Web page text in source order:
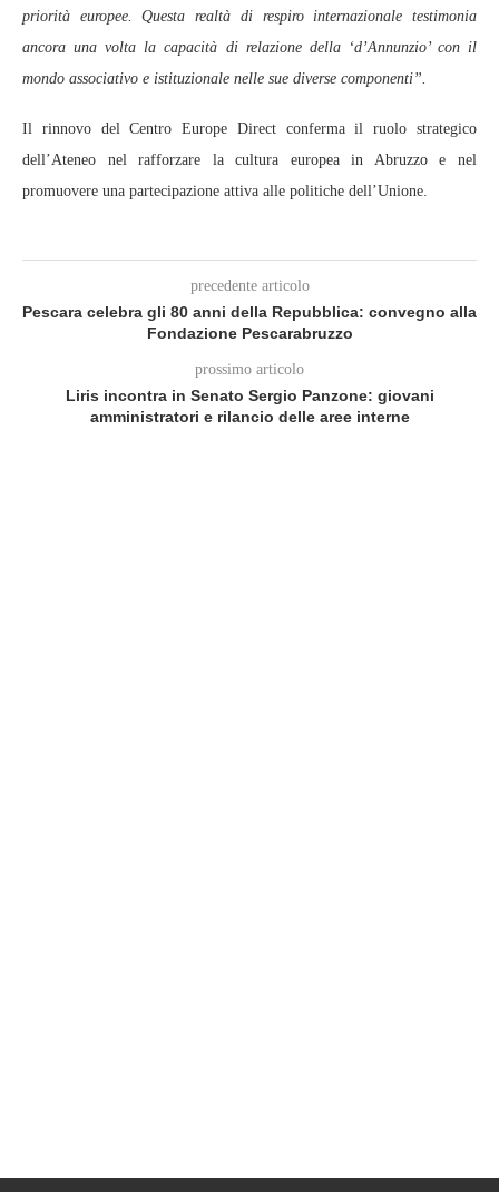
priorità europee. Questa realtà di respiro internazionale testimonia
ancora una volta la capacità di relazione della ‘d’Annunzio’ con il
mondo associativo e istituzionale nelle sue diverse componenti”.
Il rinnovo del Centro Europe Direct conferma il ruolo strategico
dell’Ateneo nel rafforzare la cultura europea in Abruzzo e nel
promuovere una partecipazione attiva alle politiche dell’Unione.
precedente articolo
Pescara celebra gli 80 anni della Repubblica: convegno alla
Fondazione Pescarabruzzo
prossimo articolo
Liris incontra in Senato Sergio Panzone: giovani
amministratori e rilancio delle aree interne